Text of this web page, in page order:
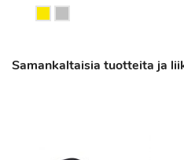
Samankaltaisia tuotteita ja